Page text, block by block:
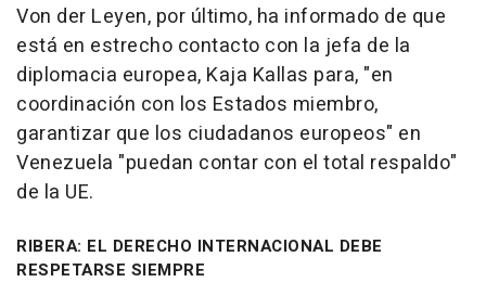
Von der Leyen, por último, ha informado de que
está en estrecho contacto con la jefa de la
diplomacia europea, Kaja Kallas para, "en
coordinación con los Estados miembro,
garantizar que los ciudadanos europeos" en
Venezuela "puedan contar con el total respaldo"
de la UE.
RIBERA: EL DERECHO INTERNACIONAL DEBE
RESPETARSE SIEMPRE